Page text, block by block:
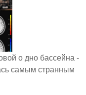
о дно бассейна -
самым странным